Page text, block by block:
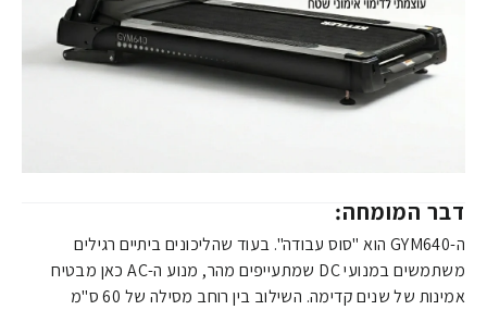
דבר המומחה:
ה-GYM640 הוא "סוס עבודה". בעוד שהליכונים ביתיים רגילים
משתמשים במנועי DC שמתעייפים מהר, מנוע ה-AC כאן מבטיח
אמינות של שנים קדימה. השילוב בין רוחב מסילה של 60 ס"מ